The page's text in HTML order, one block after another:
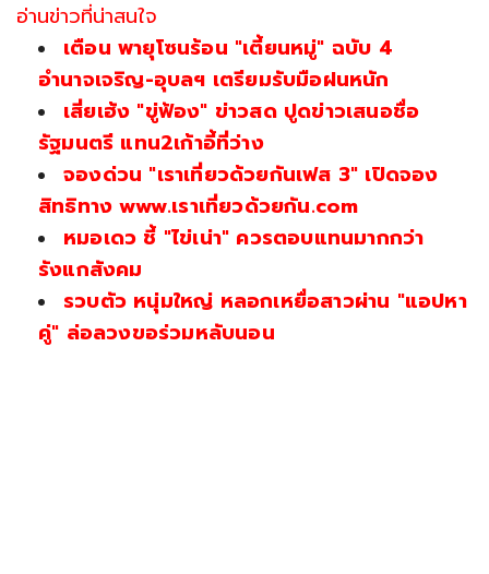
อ่านข่าวที่น่าสนใจ
เตือน พายุโซนร้อน "เตี้ยนหมู่" ฉบับ 4
อำนาจเจริญ-อุบลฯ เตรียมรับมือฝนหนัก
เสี่ยเฮ้ง "ขู่ฟ้อง" ข่าวสด ปูดข่าวเสนอชื่อ
รัฐมนตรี แทน2เก้าอี้ที่ว่าง
จองด่วน "เราเที่ยวด้วยกันเฟส 3" เปิดจอง
สิทธิทาง www.เราเที่ยวด้วยกัน.com
หมอเดว ชี้ "ไข่เน่า" ควรตอบแทนมากกว่า
รังแกสังคม
รวบตัว หนุ่มใหญ่ หลอกเหยื่อสาวผ่าน "แอปหา
คู่" ล่อลวงขอร่วมหลับนอน